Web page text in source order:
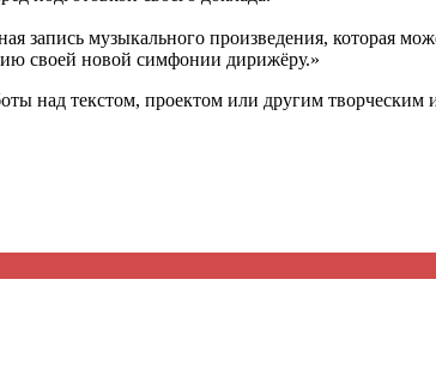
запись музыкального произведения, которая
своей новой симфонии дирижёру.»
над текстом, проектом или другим